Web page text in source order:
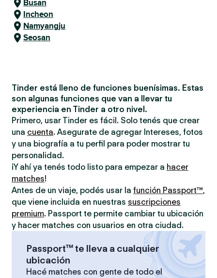
Busan
Incheon
Namyangju
Seosan
Tinder está lleno de funciones buenísimas. Estas
son algunas funciones que van a llevar tu
experiencia en Tinder a otro nivel.
Primero, usar Tinder es fácil. Solo tenés que crear
una cuenta. Asegurate de agregar Intereses, fotos
y una biografía a tu perfil para poder mostrar tu
personalidad.
¡Y ahí ya tenés todo listo para empezar a hacer
matches!
Antes de un viaje, podés usar la función Passport™,
que viene incluida en nuestras suscripciones
premium. Passport te permite cambiar tu ubicación
y hacer matches con usuarios en otra ciudad.
Passport™ te lleva a cualquier
ubicación
Hacé matches con gente de todo el